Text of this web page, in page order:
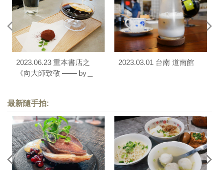
2023.06.23 重本書店之
《向大師致敬 —— by＿
2023.03.01 台南 道南館
最新隨手拍: